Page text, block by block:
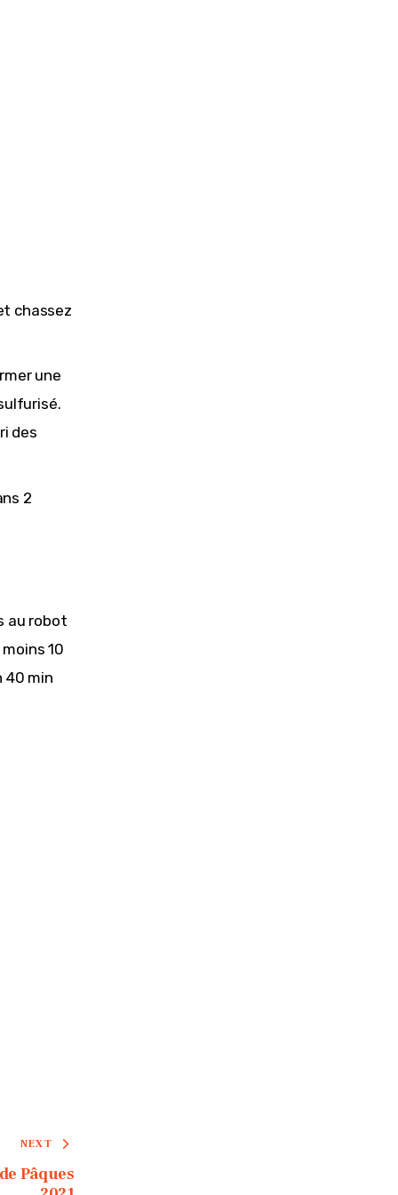
chassez
une
des
2
au robot
10
40 min
NEXT
Pâques